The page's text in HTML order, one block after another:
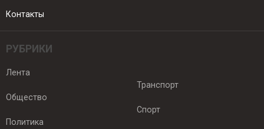
Контакты
РУБРИКИ
Лента
Общество
Политика
Транспорт
Спорт